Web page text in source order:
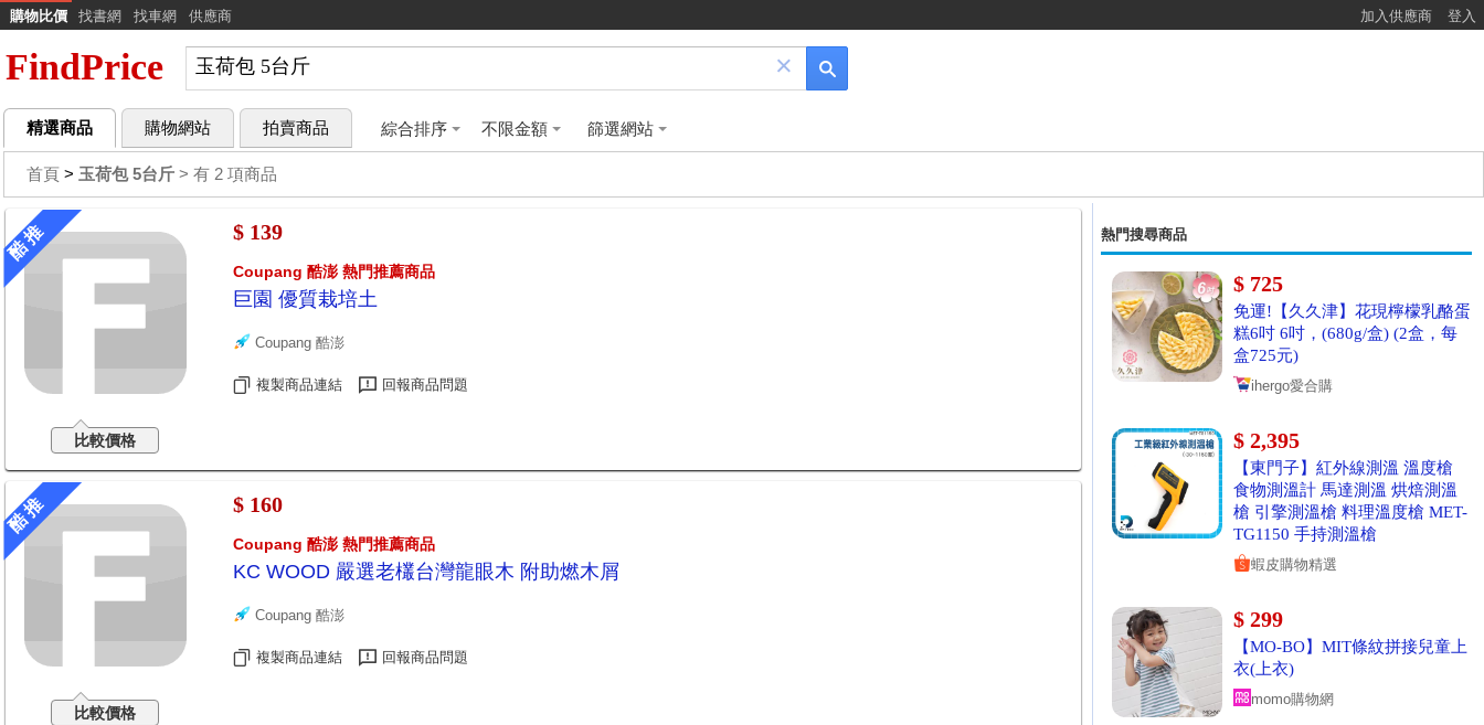
購物比價 找書網 找車網 供應商 加入供應商 登入
FindPrice ×
精選商品 購物網站 拍賣商品 綜合排序 不限金額 篩選網站
首頁 > 玉荷包 5台斤 > 有 2 項商品
酷 推
比較價格
$ 139
Coupang 酷澎 熱門推薦商品
巨園 優質栽培土
Coupang 酷澎
複製商品連結 回報商品問題
酷 推
比較價格
$ 160
Coupang 酷澎 熱門推薦商品
KC WOOD 嚴選老欉台灣龍眼木 附助燃木屑
Coupang 酷澎
複製商品連結 回報商品問題
熱門搜尋商品
$ 725
免運!【久久津】花現檸檬乳酪蛋
糕6吋 6吋，(680g/盒) (2盒，每
盒725元)
ihergo愛合購
$ 2,395
【東門子】紅外線測溫 溫度槍
食物測溫計 馬達測溫 烘焙測溫
槍 引擎測溫槍 料理溫度槍 MET-
TG1150 手持測溫槍
蝦皮購物精選
$ 299
【MO-BO】MIT條紋拼接兒童上
衣(上衣)
momo購物網